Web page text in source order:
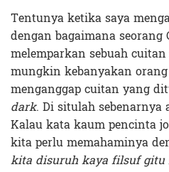
Tentunya ketika saya
dengan bagaimana seorang
melemparkan sebuah
mungkin kebanyakan
menganggap cuitan yang
dark. Di situlah sebenarnya
Kalau kata kaum pencinta
kita perlu memahaminya
kita disuruh kaya filsuf gitu